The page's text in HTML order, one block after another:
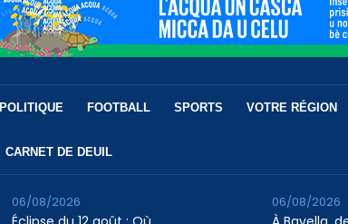
POLITIQUE FOOTBALL SPORTS VOTRE RÉGION
CARNET DE DEUIL
06/08/2026 06/08/2026